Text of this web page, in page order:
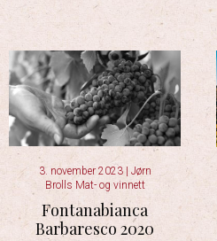
3. november 2023 | Jørn
Brolls Mat- og vinnett
Fontanabianca
Barbaresco 2020